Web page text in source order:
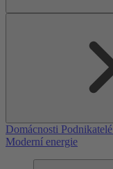
Domácnosti Podnikatelé
Moderní energie